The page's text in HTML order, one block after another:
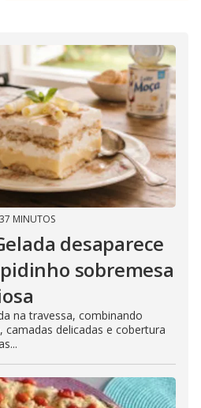
MINUTOS
desaparece
sobremesa
na travessa, combinando
camadas delicadas e cobertura